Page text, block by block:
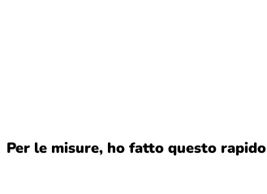
Per le misure, ho fatto questo